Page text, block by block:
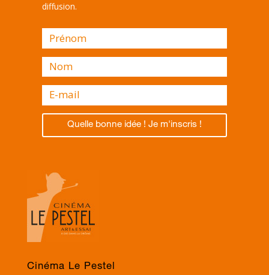
diffusion.
Quelle bonne idée ! Je m'inscris !
Cinéma Le Pestel